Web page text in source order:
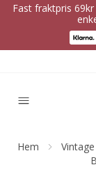
Fast fraktpris
Hem